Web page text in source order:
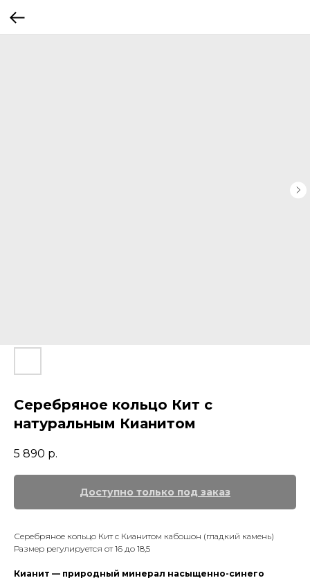
Серебряное кольцо Кит с
натуральным Кианитом
5 890 р.
Серебряное кольцо Кит с Кианитом кабошон (гладкий камень)
Размер регулируется от 16 до 18,5
Кианит — природный минерал насыщенно-синего